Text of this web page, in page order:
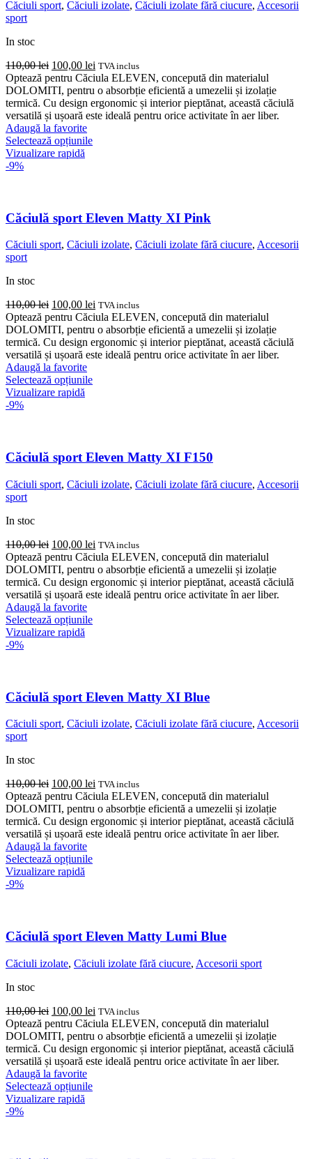
alese
Căciuli sport, Căciuli izolate, Căciuli izolate fără ciucure, Accesorii
sport
In stoc
110,00lei Prețul
inițial
a
fost:
110,00 lei.
100,00 lei Prețul
curent
este:
100,00 lei.
TVA inclus
Optează pentru Căciula ELEVEN, concepută din materialul
DOLOMITI, pentru o absorbție eficientă a umezelii și izolație
termică. Cu design ergonomic și interior pieptănat, această căciulă
versatilă și ușoară este ideală pentru orice activitate în aer liber.
Adaugă la favorite
Selectează opțiunileAcest
Opțiunile
pot
fi
alese
Vizualizare rapidă
-9%
Căciulă sport Eleven Matty XI Pink
Căciuli sport, Căciuli izolate, Căciuli izolate fără ciucure, Accesorii
sport
In stoc
110,00lei Prețul
inițial
a
fost:
110,00 lei.
100,00 lei Prețul
curent
este:
100,00 lei.
TVA inclus
Optează pentru Căciula ELEVEN, concepută din materialul
DOLOMITI, pentru o absorbție eficientă a umezelii și izolație
termică. Cu design ergonomic și interior pieptănat, această căciulă
versatilă și ușoară este ideală pentru orice activitate în aer liber.
Adaugă la favorite
Selectează opțiunileAcest
Opțiunile
fi
alese
Vizualizare rapidă
-9%
Căciulă sport Eleven Matty XI F150
Căciuli sport, Căciuli izolate, Căciuli izolate fără ciucure, Accesorii
sport
In stoc
110,00lei Prețul
inițial
a
fost:
110,00 lei.
100,00 lei Prețul
curent
este:
100,00 lei.
TVA inclus
Optează pentru Căciula ELEVEN, concepută din materialul
DOLOMITI, pentru o absorbție eficientă a umezelii și izolație
termică. Cu design ergonomic și interior pieptănat, această căciulă
versatilă și ușoară este ideală pentru orice activitate în aer liber.
Adaugă la favorite
Selectează opțiunileAcest
Opțiunile
pot
fi
alese
Vizualizare rapidă
-9%
Căciulă sport Eleven Matty XI Blue
Căciuli sport, Căciuli izolate, Căciuli izolate fără ciucure, Accesorii
sport
In stoc
110,00lei Prețul
inițial
a
fost:
110,00 lei.
100,00 lei Prețul
curent
este:
100,00 lei.
TVA inclus
Optează pentru Căciula ELEVEN, concepută din materialul
DOLOMITI, pentru o absorbție eficientă a umezelii și izolație
termică. Cu design ergonomic și interior pieptănat, această căciulă
versatilă și ușoară este ideală pentru orice activitate în aer liber.
Adaugă la favorite
Selectează opțiunileAcest
Opțiunile
pot
fi
alese
produsului.
Vizualizare rapidă
-9%
Căciulă sport Eleven Matty Lumi Blue
Căciuli izolate, Căciuli izolate fără ciucure, Accesorii sport
In stoc
110,00lei Prețul
inițial
a
fost:
110,00 lei.
100,00 lei Prețul
curent
este:
100,00 lei.
TVA inclus
Optează pentru Căciula ELEVEN, concepută din materialul
DOLOMITI, pentru o absorbție eficientă a umezelii și izolație
termică. Cu design ergonomic și interior pieptănat, această căciulă
versatilă și ușoară este ideală pentru orice activitate în aer liber.
Adaugă la favorite
Selectează opțiunileAcest
Vizualizare rapidă
-9%